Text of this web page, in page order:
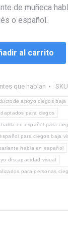
de muñeca
o español.
al carrito
que hablan
apoyo ciegos
para ciegos
en español para
para ciegos baja
habla en español
discapacidad visual
para personas